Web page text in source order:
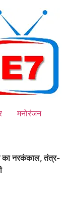
मनोरंजन
का नरकंकाल, तंत्र-